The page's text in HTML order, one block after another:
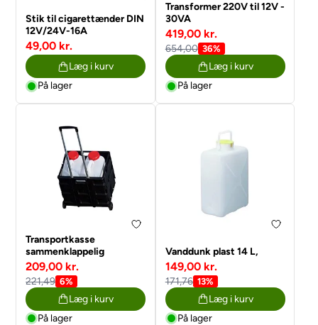
Stik til cigarettænder DIN
12V/24V-16A
49,00 kr.
Læg i kurv
På lager
Transformer 220V til 12V -
30VA
419,00 kr.
654,00 36%
Læg i kurv
På lager
Transportkasse
sammenklappelig
209,00 kr.
221,49 6%
Læg i kurv
På lager
Vanddunk plast 14 L,
149,00 kr.
171,76 13%
Læg i kurv
På lager